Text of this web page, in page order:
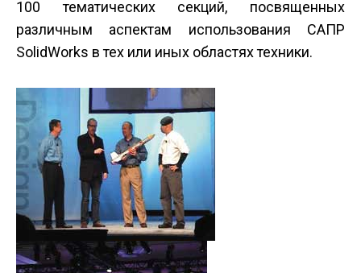
100 тематических секций, посвященных
различным аспектам использования САПР
SolidWorks в тех или иных областях техники.